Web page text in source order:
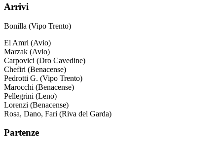
Arrivi
Bonilla (Vipo Trento)
El Amri (Avio)
Marzak (Avio)
Carpovici (Dro Cavedine)
Chefiri (Benacense)
Pedrotti G. (Vipo Trento)
Marocchi (Benacense)
Pellegrini (Leno)
Lorenzi (Benacense)
Rosa, Dano, Fari (Riva del Garda)
Partenze